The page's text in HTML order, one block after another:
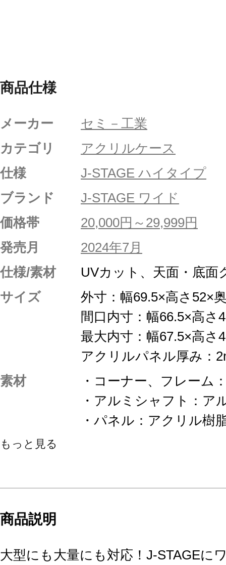
商品仕様
メーカー
セミ－工業
カテゴリ
アクリルケース
仕様
J-STAGE ハイタイプ
ブランド
J-STAGE ワイド
価格帯
20,000円～29,999円
発売月
2024年7月
仕様/素材
UVカット、天面・底面
サイズ
外寸：幅69.5×高さ52×
間口内寸：幅66.5×高さ
最大内寸：幅67.5×高さ
アクリルパネル厚み：
素材
・コーナー、フレーム
・アルミシャフト：ア
・パネル：アクリル樹
もっと見る
商品説明
大型にも大量にも対応！J-STAGEに